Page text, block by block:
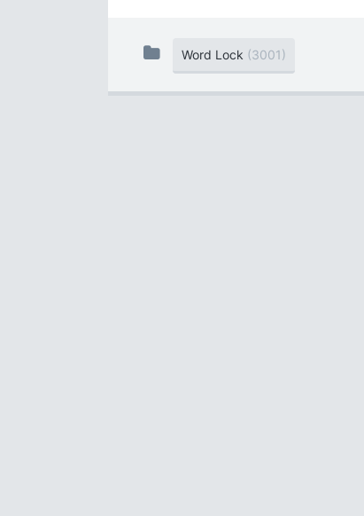
Word Lock (3001)